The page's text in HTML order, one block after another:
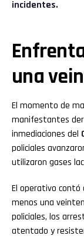
incidentes.
una
El momento de
manifestantes
inmediaciones del
policiales
utilizaron gases
El operativo
menos una
policiales, los
atentado y